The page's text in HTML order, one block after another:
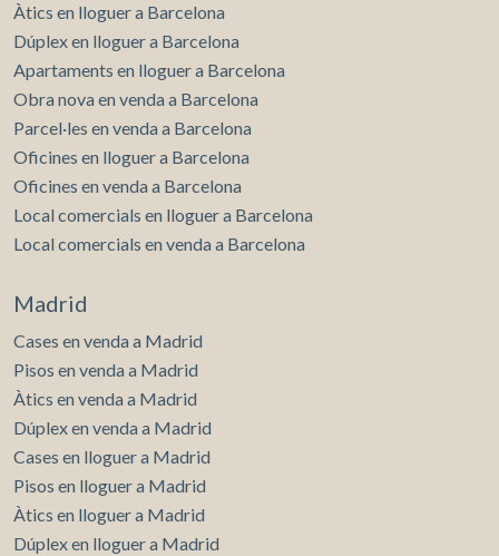
Àtics en lloguer a Barcelona
Dúplex en lloguer a Barcelona
Apartaments en lloguer a Barcelona
Obra nova en venda a Barcelona
Parcel·les en venda a Barcelona
Oficines en lloguer a Barcelona
Oficines en venda a Barcelona
Local comercials en lloguer a Barcelona
Local comercials en venda a Barcelona
Madrid
Cases en venda a Madrid
Pisos en venda a Madrid
Àtics en venda a Madrid
Dúplex en venda a Madrid
Cases en lloguer a Madrid
Pisos en lloguer a Madrid
Àtics en lloguer a Madrid
Dúplex en lloguer a Madrid